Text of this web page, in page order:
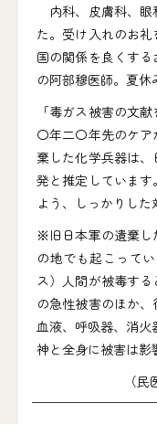
内科、皮膚科、眼
た。受け入れのお
国の関係を良くす
の阿部穆医師。夏休
「毒ガス被害の文
〇年二〇年先のケ
棄した化学兵器は
発と推定していま
よう、しっかりした
※旧日本軍の遺棄
の地でも起こって
ス）人間が被毒す
の急性被害のほか
血液、呼吸器、消火
神と全身に被害は影
（